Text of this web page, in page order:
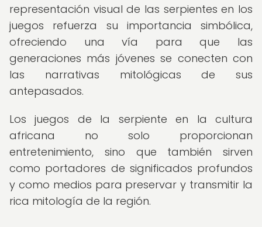
representación visual de las serpientes en los
juegos refuerza su importancia simbólica,
ofreciendo una vía para que las
generaciones más jóvenes se conecten con
las narrativas mitológicas de sus
antepasados.
Los juegos de la serpiente en la cultura
africana no solo proporcionan
entretenimiento, sino que también sirven
como portadores de significados profundos
y como medios para preservar y transmitir la
rica mitología de la región.